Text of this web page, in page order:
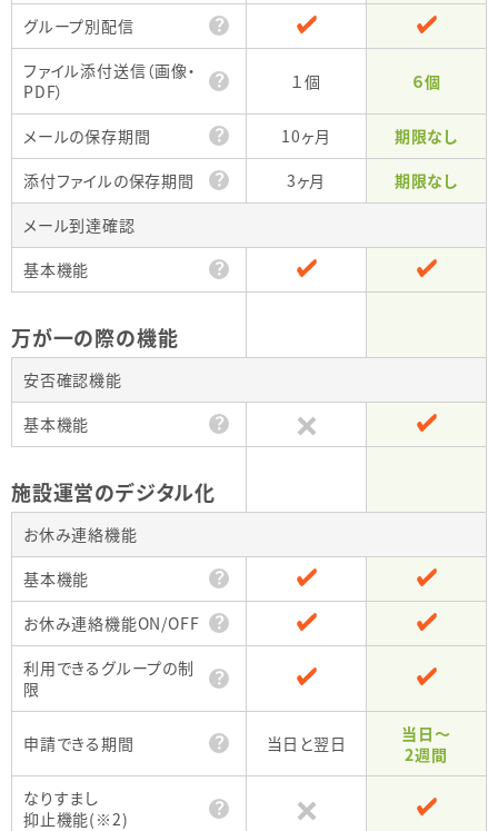
グループ別配信 ？
ファイル添付送信（画像・
PDF）
？ １個 ６個
メールの保存期間 ？ 10ヶ月
期限なし
添付ファイルの保存期間
？ 3ヶ月
期限なし
メール到達確認
基本機能
？
万が一の際の機能
安否確認機能
基本機能
？
・
施設運営のデジタル化
お休み連絡機能
基本機能
？
お休み連絡機能ON/OFF ？
利用できるグループの制
限
？
申請できる期間 ？ 当日と翌日
当日～
2週間
なりすまし
抑止機能(※2) ？